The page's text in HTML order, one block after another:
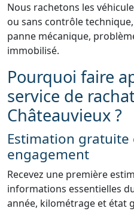
Nous rachetons les
ou sans contrôle
panne mécanique,
immobilisé.
Pourquoi faire
service de
Châteauvieux ?
Estimation gratuite
engagement
Recevez une première
informations essentielles
année, kilométrage et état